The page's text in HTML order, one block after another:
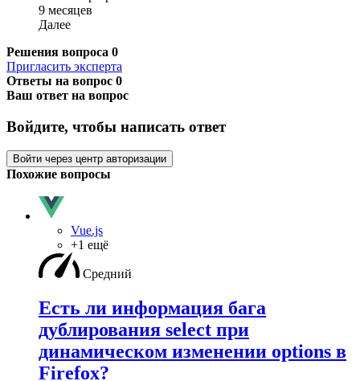
9 месяцев
Далее
Решения вопроса 0
Пригласить эксперта
Ответы на вопрос 0
Ваш ответ на вопрос
Войдите, чтобы написать ответ
Войти через центр авторизации
Похожие вопросы
Vue.js
+1 ещё
Средний
Есть ли информация бага
дублирования select при
динамическом изменении options в
Firefox?